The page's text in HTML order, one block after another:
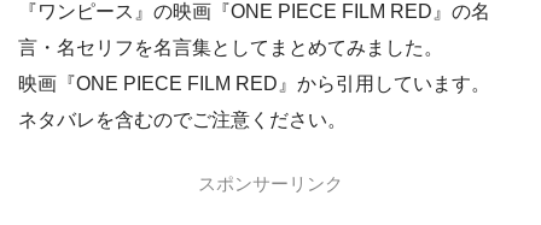
『ワンピース』の映画『ONE PIECE FILM RED』の名
言・名セリフを名言集としてまとめてみました。
映画『ONE PIECE FILM RED』から引用しています。
ネタバレを含むのでご注意ください。
スポンサーリンク